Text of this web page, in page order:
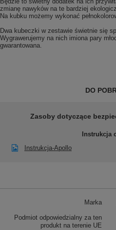
zmianę nawyków na te bardziej
Na kubku możemy wykonać
Dwa kubeczki w zestawie świetnie się
Wygrawerujemy na nich imiona pary
gwarantowana.
DO
Zasoby dotyczące
Instrukcja
Instrukcja-Apollo
Marka
Podmiot odpowiedzialny za ten
produkt na terenie UE